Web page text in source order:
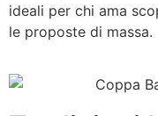
ideali per chi ama
le proposte di massa.